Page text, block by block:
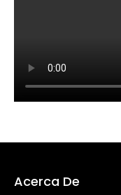
Acerca De